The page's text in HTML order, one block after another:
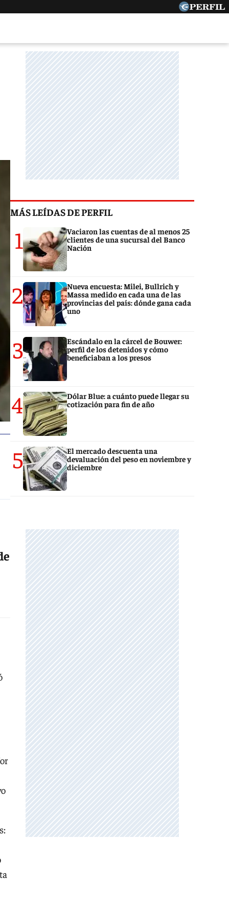
MÁS LEÍDAS DE PERFIL
1
Vaciaron las cuentas de al menos 25
clientes de una sucursal del Banco
Nación
2
Nueva encuesta: Milei, Bullrich y
Massa medido en cada una de las
provincias del país: dónde gana cada
uno
3
Escándalo en la cárcel de Bouwer:
perfil de los detenidos y cómo
beneficiaban a los presos
4
Dólar Blue: a cuánto puede llegar su
cotización para fin de año
5
El mercado descuenta una
devaluación del peso en noviembre y
diciembre